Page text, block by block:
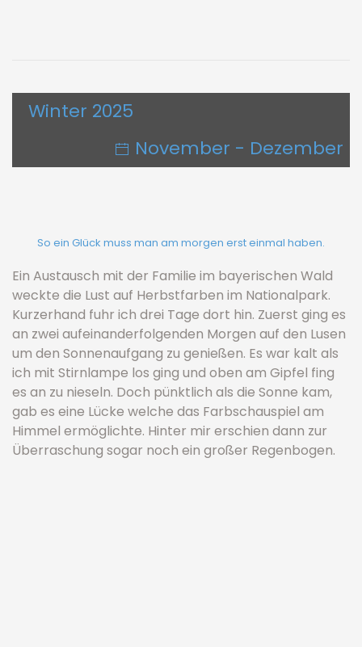
Winter 2025
November - Dezember
So ein Glück muss man am morgen erst einmal haben.
Ein Austausch mit der Familie im bayerischen Wald
weckte die Lust auf Herbstfarben im Nationalpark.
Kurzerhand fuhr ich drei Tage dort hin. Zuerst ging es
an zwei aufeinanderfolgenden Morgen auf den Lusen
um den Sonnenaufgang zu genießen. Es war kalt als
ich mit Stirnlampe los ging und oben am Gipfel fing
es an zu nieseln. Doch pünktlich als die Sonne kam,
gab es eine Lücke welche das Farbschauspiel am
Himmel ermöglichte. Hinter mir erschien dann zur
Überraschung sogar noch ein großer Regenbogen.